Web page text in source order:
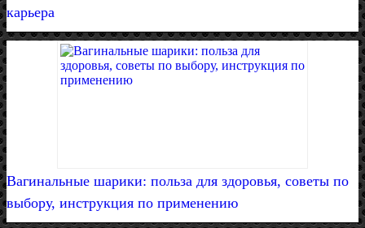
карьера
Вагинальные шарики: польза для здоровья, советы по
выбору, инструкция по применению